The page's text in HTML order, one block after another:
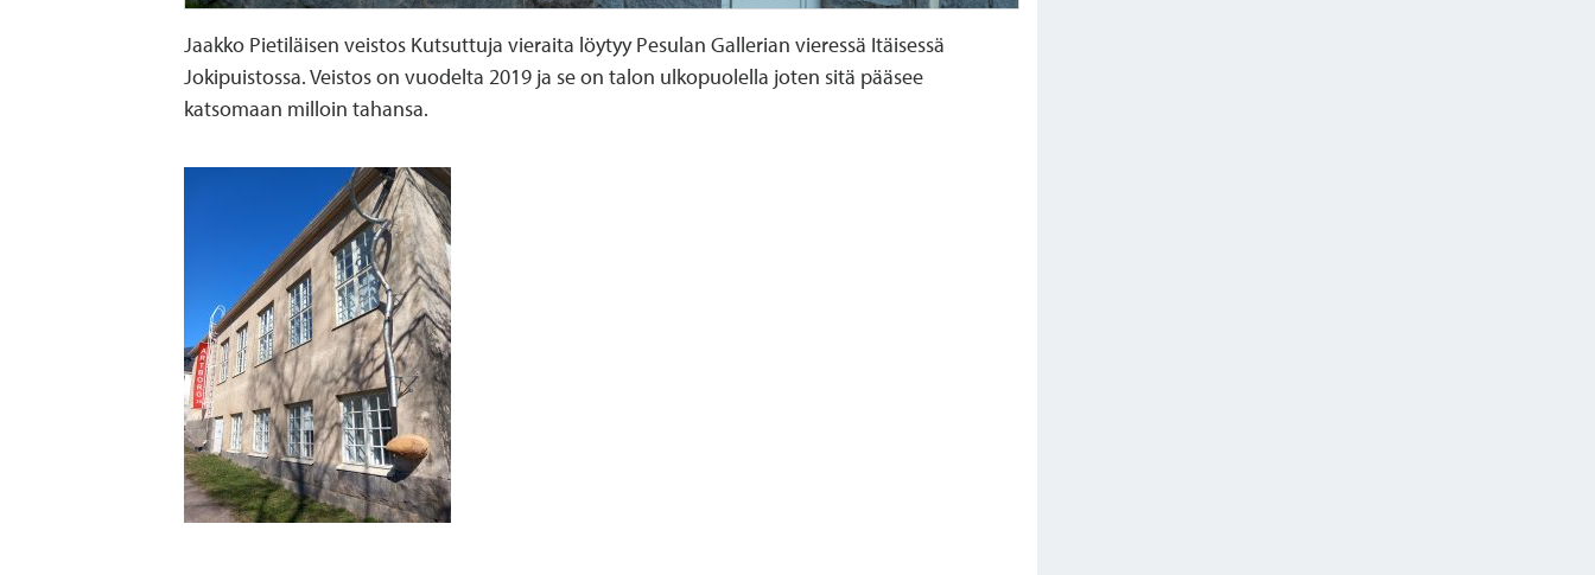
Jaakko Pietiläisen veistos Kutsuttuja vieraita löytyy Pesulan Gallerian vieressä Itäisessä
Jokipuistossa. Veistos on vuodelta 2019 ja se on talon ulkopuolella joten sitä pääsee
katsomaan milloin tahansa.